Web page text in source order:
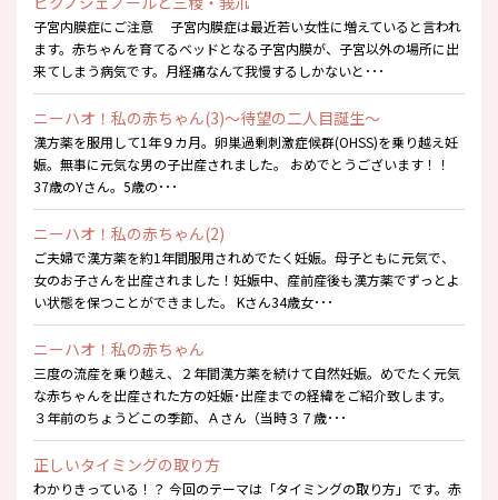
子宮内膜症にご注意 子宮内膜症は最近若い女性に増えていると言われ
ます。赤ちゃんを育てるベッドとなる子宮内膜が、子宮以外の場所に出
来てしまう病気です。月経痛なんて我慢するしかないと･･･
ニーハオ！私の赤ちゃん(3)～待望の二人目誕生～
漢方薬を服用して1年９カ月。卵巣過剰刺激症候群(OHSS)を乗り越え妊
娠。無事に元気な男の子出産されました。 おめでとうございます！！
37歳のYさん。5歳の･･･
ニーハオ！私の赤ちゃん(2)
ご夫婦で漢方薬を約1年間服用されめでたく妊娠。母子ともに元気で、
女のお子さんを出産されました！妊娠中、産前産後も漢方薬でずっとよ
い状態を保つことができました。 Kさん34歳女･･･
ニーハオ！私の赤ちゃん
三度の流産を乗り越え、２年間漢方薬を続けて自然妊娠。めでたく元気
な赤ちゃんを出産された方の妊娠･出産までの経緯をご紹介致します。
３年前のちょうどこの季節、Ａさん（当時３７歳･･･
正しいタイミングの取り方
わかりきっている！？ 今回のテーマは「タイミングの取り方」です。赤